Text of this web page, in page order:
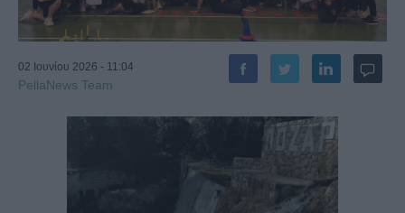
02 Ιουνίου 2026 - 11:04
PellaNews Team